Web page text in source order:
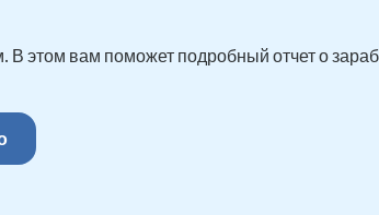
этом вам поможет подробный отчет о